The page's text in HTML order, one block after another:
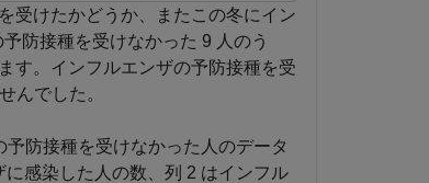
受けたかどうか、またこの冬にイン
防接種を受けなかった 9 人のう
す。インフルエンザの予防接種を受
んでした。
防接種を受けなかった人のデータ
感染した人の数、列 2 はインフル